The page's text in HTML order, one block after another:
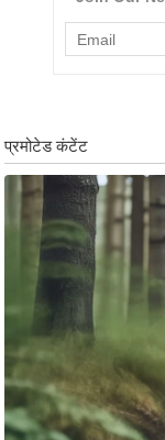
ल्म
स
मी
क्षा
B
a
k
i
n